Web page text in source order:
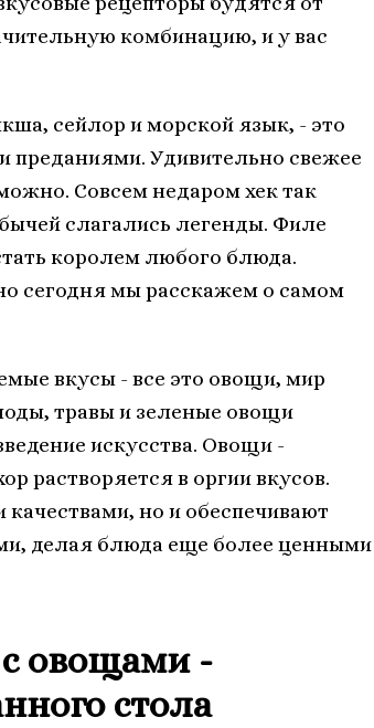
комбинацию, и у вас
сейлор и морской язык, - это
Удивительно свежее
Совсем недаром хек так
слагались легенды. Филе
королем любого блюда.
сегодня мы расскажем о самом
вкусы - все это овощи, мир
травы и зеленые овощи
искусства. Овощи -
растворяется в оргии вкусов.
но и обеспечивают
делая блюда еще более ценными
овощами -
стола